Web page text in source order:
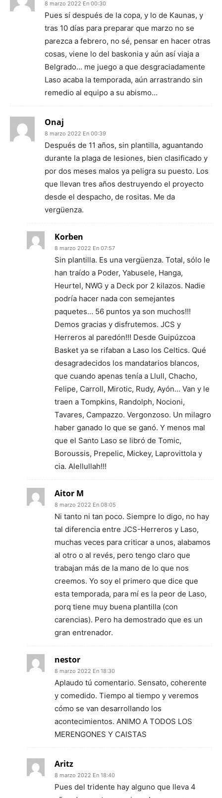
8 marzo 2022 En 00:30
Pues sí después de la copa, y lo de Kaunas, y
tras 10 días para preparar que marzo no se
parezca a febrero, no sé, pensar en hacer otras
cosas, viene lo del baskonia y aún así viaja a
Belgrado… me juego a que desgraciadamente
Laso acaba la temporada, aún arrastrando sin
remedio al equipo a su abismo…
Onaj
8 marzo 2022 En 00:39
Después de 11 años, sin plantilla, aguantando
durante la plaga de lesiones, bien clasificado y
por dos meses malos ya peligra su puesto. Los
que llevan tres años destruyendo el proyecto
desde el despacho, de rositas. Me da
vergüenza.
Korben
8 marzo 2022 En 07:57
Sin plantilla. Es una vergüenza. Total, sólo le
han traído a Poder, Yabusele, Hanga,
Heurtel, NWG y a Deck por 2 kilazos. Nadie
podría hacer nada con semejantes
paquetes… 56 puntos ya son muchos!!!
Demos gracias y disfrutemos. JCS y
Herreros al paredón!!! Desde Guipúzcoa
Basket ya se rifaban a Laso los Celtics. Qué
desagradecidos los mandatarios blancos,
que cuando apenas tenía a Llull, Chacho,
Felipe, Carroll, Mirotic, Rudy, Ayón… Van y le
traen a Tompkins, Randolph, Nocioni,
Tavares, Campazzo. Vergonzoso. Un milagro
haber ganado lo que se ganó. Y menos mal
que el Santo Laso se libró de Tomic,
Boroussis, Prepelic, Mickey, Laprovittola y
cia. Alellullah!!!
Aitor M
8 marzo 2022 En 08:05
Ni tanto ni tan poco. Siempre lo digo, no hay
tal diferencia entre JCS-Herreros y Laso,
muchas veces para criticar a unos, alabamos
al otro o al revés, pero tengo claro que
trabajan más de la mano de lo que nos
creemos. Yo soy el primero que dice que
esta temporada, para mí es la peor de Laso,
porq tiene muy buena plantilla (con
carencias). Pero ha demostrado que es un
gran entrenador.
nestor
8 marzo 2022 En 18:30
Aplaudo tú comentario. Sensato, coherente
y comedido. Tiempo al tiempo y veremos
cómo se van desarrollando los
acontecimientos. ANIMO A TODOS LOS
MERENGONES Y CAISTAS
Aritz
8 marzo 2022 En 18:40
Pues del tridente hay alguno que lleva 4